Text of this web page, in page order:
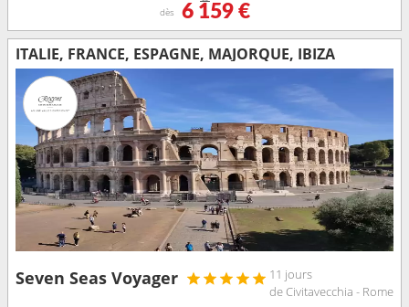
dès 6 159 €
ITALIE, FRANCE, ESPAGNE, MAJORQUE, IBIZA
Seven Seas Voyager
11 jours
de Civitavecchia - Rome